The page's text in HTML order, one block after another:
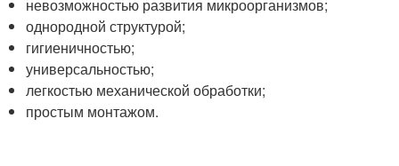
невозможностью развития микроорганизмов;
однородной структурой;
гигиеничностью;
универсальностью;
легкостью механической обработки;
простым монтажом.